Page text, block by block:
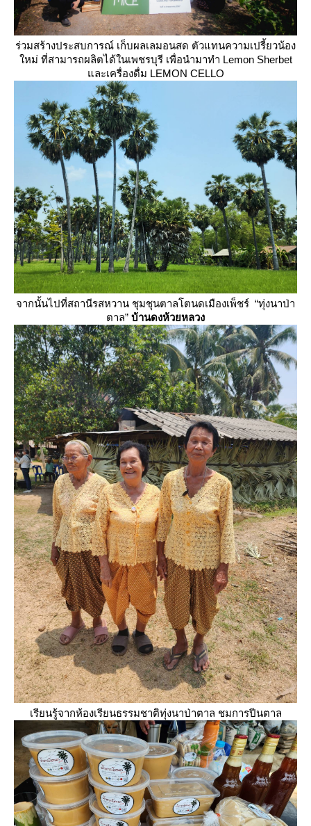
ร่วมสร้างประสบการณ์ เก็บผลเลมอนสด ตัวแทนความเปรี้ยวน้อง
หม่ ที่สามารถผลิตได้ในเพชรบุรี เพื่อนำมาทำ Lemon Sherbet
ละเครื่องดื่ม LEMON CELLO
จากนั้นไปที่สถานีรสหวาน ชุมชุนตาลโตนดเมืองเพ็ชร์ “ทุ่งนาป่า
ตาล” บ้านดงห้วยหลวง
เรียนรู้จากห้องเรียนธรรมชาติทุ่งนาป่าตาล ชมการปีนตาล